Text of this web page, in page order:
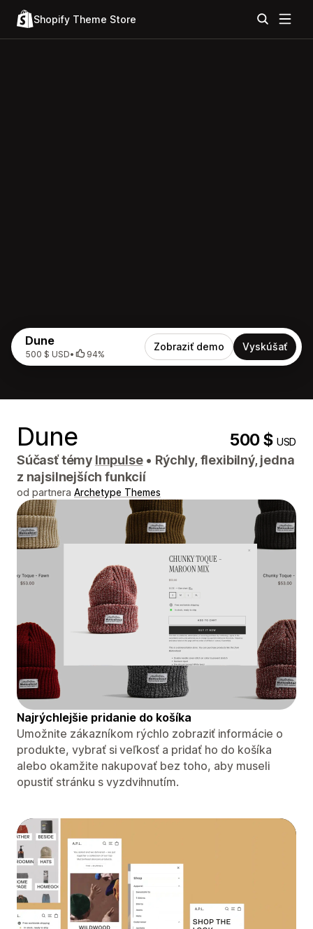
Shopify Theme Store
Dune
500 $ USD• 94%
Zobraziť demo Vyskúšať
Dune 500 $USD
Súčasť témy Impulse • Rýchly, flexibilný, jedna
z najsilnejších funkcií
od partnera Archetype Themes
Najrýchlejšie pridanie do košíka
Umožnite zákazníkom rýchlo zobraziť informácie o
produkte, vybrať si veľkosť a pridať ho do košíka
alebo okamžite nakupovať bez toho, aby museli
opustiť stránku s vyzdvihnutím.